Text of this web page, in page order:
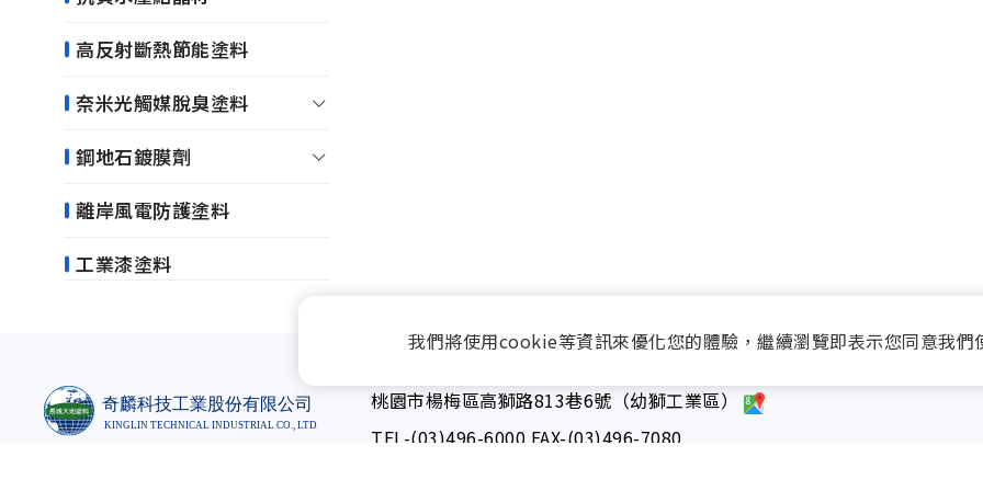
高反射斷熱節能塗料
奈米光觸媒脫臭塗料
鋼地石鍍膜劑
離岸風電防護塗料
工業漆塗料
桃園市楊梅區高獅路813巷6號（幼獅工業區）
TEL-(03)496-6000 FAX-(03)496-7080
我們將使用cookie等資訊來優化您的體驗，繼續瀏覽即表示您同意我們